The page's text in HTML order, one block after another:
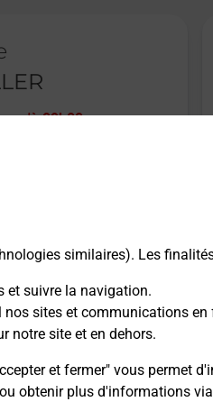
similaires). Les
et suivre la navigation.
sites et communications
notre site et en dehors.
et fermer" vous permet
obtenir plus d'informations via
09h00